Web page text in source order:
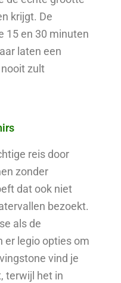
krijgt. De
15 en 30 minuten
laten een
zult
reis door
zonder
dat ook niet
bezoekt.
als de
er legio opties om
vind je
terwijl het in